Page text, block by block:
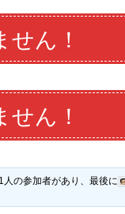
せん！
せん！
人の参加者があり、最後に